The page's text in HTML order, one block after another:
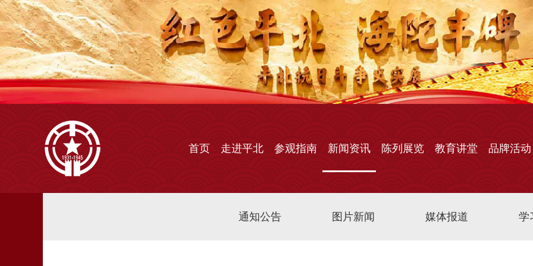
首页 走进平北 参观指南 新闻资讯 陈列展览 教育讲堂 品牌活动
通知公告 图片新闻 媒体报道 学